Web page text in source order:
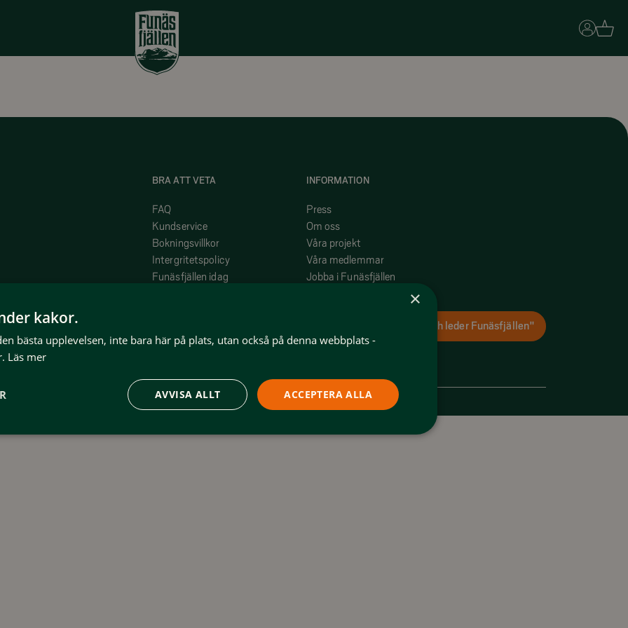
Basket
BRA ATT VETA
FAQ
Kundservice
Bokningsvillkor
Intergritetspolicy
Funäsfjällen idag
INFORMATION
Press
Om oss
Våra projekt
Våra medlemmar
Jobba i Funäsfjällen
Hyr ut ditt boende med oss
Ladda ner appen "Spår och leder Funäsfjällen"
×
kakor.
bästa upplevelsen, inte bara här på plats, utan också på denna webbplats -
Läs mer
ACCEPTERA ALLA
AVVISA ALLT